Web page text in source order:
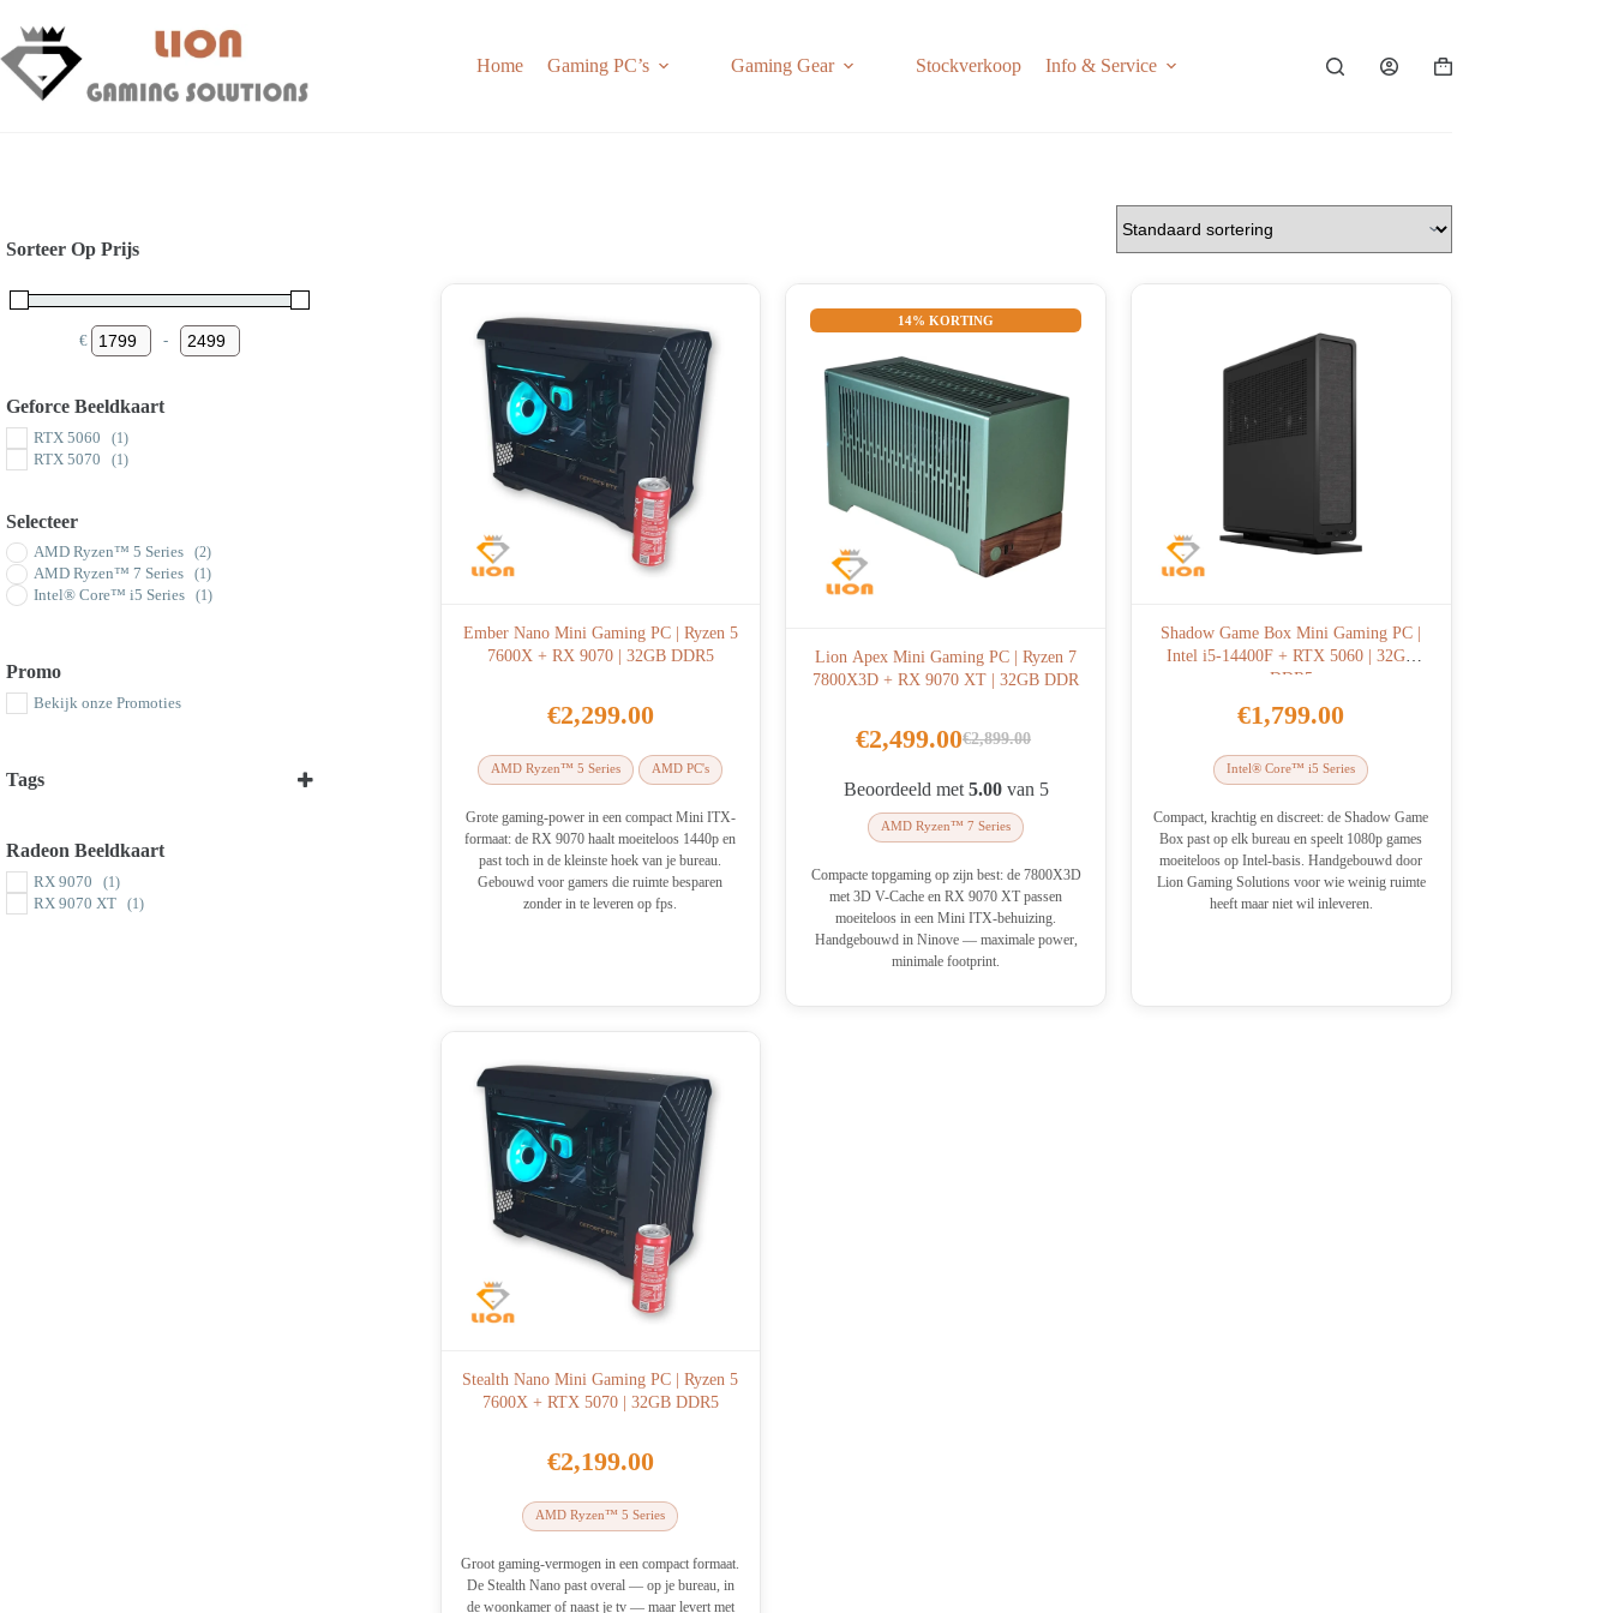
content
Home Gaming PC’s Gaming Gear Stockverkoop Info & Service
Shopping
Ember Nano Mini Gaming PC | Ryzen 5
7600X + RX 9070 | 32GB DDR5
€2,299.00
AMD Ryzen™ 5 Series AMD PC's
Grote gaming-power in een compact Mini ITX-
formaat: de RX 9070 haalt moeiteloos 1440p en
past toch in de kleinste hoek van je bureau.
Gebouwd voor gamers die ruimte besparen
zonder in te leveren op fps.
14% KORTING
Lion Apex Mini Gaming PC | Ryzen 7
7800X3D + RX 9070 XT | 32GB DDR
€2,899.00
Oorspronkelijke
prijs
was:
€2,899.00.
€2,499.00Huidige
prijs
is:
€2,499.00.
Beoordeeld met 5.00van 5
AMD Ryzen™ 7 Series
Compacte topgaming op zijn best: de 7800X3D
met 3D V-Cache en RX 9070 XT passen
moeiteloos in een Mini ITX-behuizing.
Handgebouwd in Ninove — maximale power,
minimale footprint.
Shadow Game Box Mini Gaming PC |
Intel i5-14400F + RTX 5060 | 32GB
DDR5
€1,799.00
Intel® Core™ i5 Series
Compact, krachtig en discreet: de Shadow Game
Box past op elk bureau en speelt 1080p games
moeiteloos op Intel-basis. Handgebouwd door
Lion Gaming Solutions voor wie weinig ruimte
heeft maar niet wil inleveren.
Stealth Nano Mini Gaming PC | Ryzen 5
7600X + RTX 5070 | 32GB DDR5
€2,199.00
AMD Ryzen™ 5 Series
Groot gaming-vermogen in een compact formaat.
De Stealth Nano past overal — op je bureau, in
de woonkamer of naast je tv — maar levert met
Sorteer Op Prijs
€ Minimum Price
-Maximum Price
Geforce Beeldkaart
RTX 5060 (1)
RTX 5070 (1)
Selecteer
AMD Ryzen™ 5 Series (2)
AMD Ryzen™ 7 Series (1)
Intel® Core™ i5 Series (1)
Promo
Bekijk onze Promoties
Tags
Radeon Beeldkaart
RX 9070 (1)
RX 9070 XT (1)